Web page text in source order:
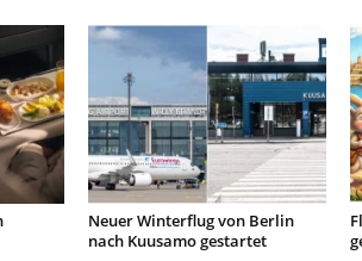
Neuer Winterflug von Berlin
nach Kuusamo gestartet